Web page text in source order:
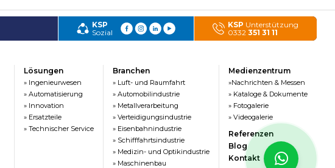
KSP
Sozial
KSP Unterstützung
0332 351 31 11
Lösungen
» Ingenieurwesen
» Automatisierung
» Innovation
» Ersatzteile
» Technischer Service
Branchen
» Luft- und Raumfahrt
» Automobilindustrie
» Metallverarbeitung
» Verteidigungsindustrie
» Eisenbahnindustrie
» Schifffahrtsindustrie
» Medizin- und Optikindustrie
» Maschinenbau
Medienzentrum
»Nachrichten & Messen
» Kataloge & Dokumente
» Fotogalerie
» Videogalerie
Referenzen
Blog
Kontakt